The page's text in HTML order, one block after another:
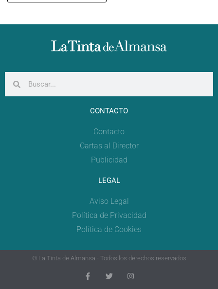
CONTACTO
Contacto
Cartas al Director
Publicidad
LEGAL
Aviso Legal
Política de Privacidad
Política de Cookies
© La Tinta de Almansa - Todos los derechos reservados